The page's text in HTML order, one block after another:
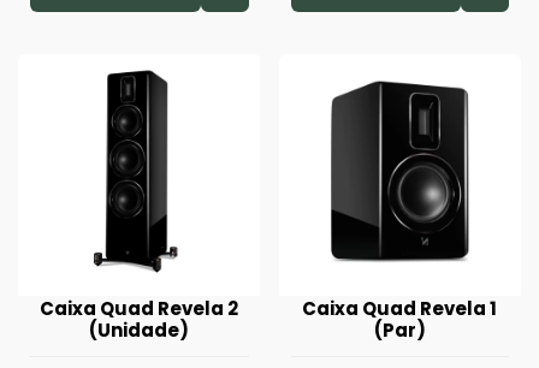
Caixa Quad Revela 2
(Unidade)
Caixa Quad Revela 1
(Par)